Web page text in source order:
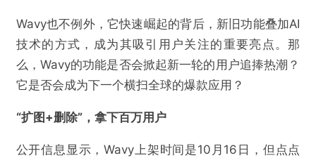
Wavy也不例外，它快速崛起的背后，新旧功能叠加AI
技术的方式，成为其吸引用户关注的重要亮点。那
么，Wavy的功能是否会掀起新一轮的用户追捧热潮？
它是否会成为下一个横扫全球的爆款应用？
“扩图+删除”，拿下百万用户
公开信息显示，Wavy上架时间是10月16日，但点点